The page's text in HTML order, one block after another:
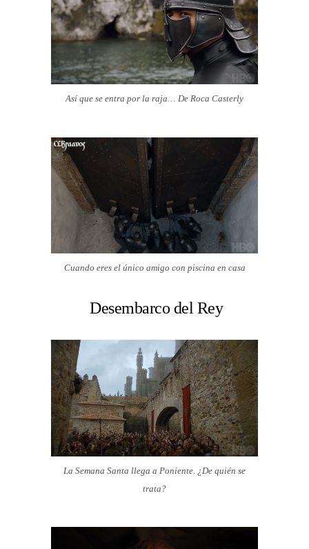
Así que se entra por la raja… De Roca Casterly
Cuando eres el único amigo con piscina en casa
Desembarco del Rey
La Semana Santa llega a Poniente. ¿De quién se
trata?